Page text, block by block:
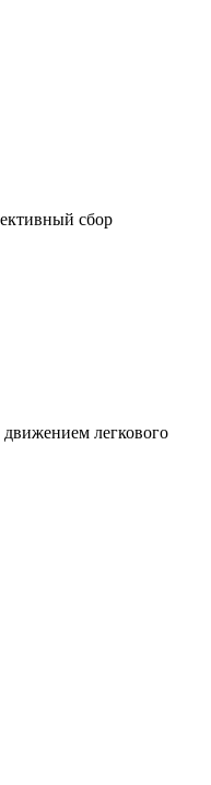
сбор
легкового